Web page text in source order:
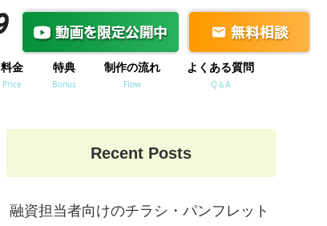
料金
Price
特典
Bonus
制作の流れ
Flow
よくある質問
Q＆A
Recent Posts
融資担当者向けのチラシ・パンフレット